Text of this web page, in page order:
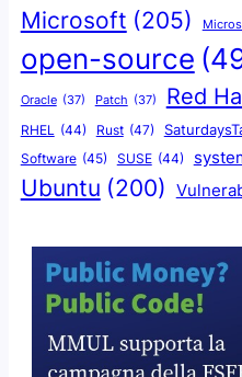
Microsoft (205)
open-source
Oracle (37) Patch (37) Red
RHEL (44) Rust (47)
Software (45) SUSE (44)
Ubuntu (200)